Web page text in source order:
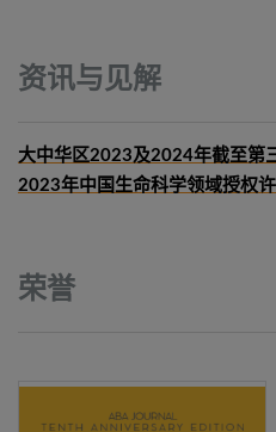
资讯与见解
大中华区2023及2024年截至第
2023年中国生命科学领域授权
荣誉